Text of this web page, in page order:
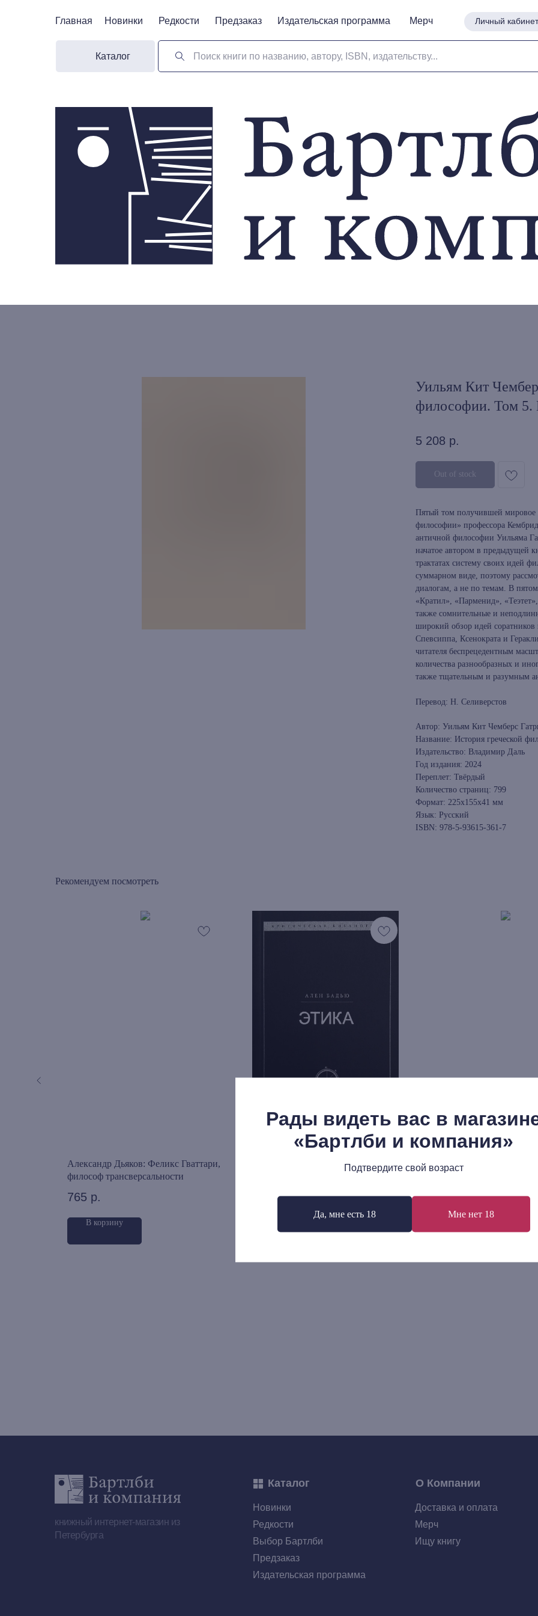
Личный кабинет
Поиск книги по названию, автору, ISBN, издательству...
Новинки Предзаказ Издательская программа Мерч
Редкости
Главная
Каталог
Личный кабинет
Новинки Предзаказ Издательская программа Мерч
Редкости
Главная
Рады видеть вас в
«Бартлби и компания»
Подтвердите свой возраст
Да, мне есть 18 Мне нет 18
Уильям Кит
философии. Том 5.
5 208 р.
Out of stock
Пятый том получившей мировое
философии» профессора
античной философии Уильяма
начатое автором в предыдущей
трактатах систему своих идей
суммарном виде, поэтому
диалогам, а не по темам. В
«Кратил», «Парменид»,
также сомнительные и
широкий обзор идей
Спевсиппа, Ксенократа и
читателя беспрецедентным
количества разнообразных и
также тщательным и разумным
Перевод: Н. Селиверстов
Автор: Уильям Кит Чемберс
Название: История греческой
Издательство: Владимир Даль
Год издания: 2024
Переплет: Твёрдый
Количество страниц: 799
Формат: 225x155x41 мм
Язык: Русский
ISBN: 978-5-93615-361-7
Рекомендуем посмотреть
Александр Дьяков: Феликс Гваттари,
философ трансверсальности
765 р.
В корзину
Вилем Флюссер: Жесты.
Феноменологический
899 р.
книжный интернет-магазин из
Петербурга
О Компании
Каталог
Ищу книгу
Мерч
Доставка и оплата
Предзаказ
Выбор Бартлби
Редкости
Новинки
Издательская программа